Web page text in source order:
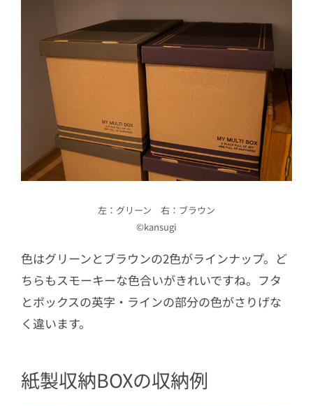
左：グリーン 右：ブラウン
©kansugi
色はグリーンとブラウンの2色がラインナップ。ど
ちらもスモーキーな色合いがきれいですね。フタ
とボックスの英字・ラインの部分の色がさりげな
く違います。
紙製収納BOXの収納例